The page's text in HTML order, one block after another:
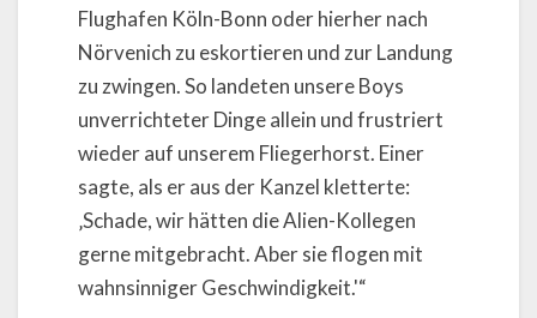
Flughafen Köln-Bonn oder hierher nach
Nörvenich zu eskortieren und zur Landung
zu zwingen. So landeten unsere Boys
unverrichteter Dinge allein und frustriert
wieder auf unserem Fliegerhorst. Einer
sagte, als er aus der Kanzel kletterte:
‚Schade, wir hätten die Alien-Kollegen
gerne mitgebracht. Aber sie flogen mit
wahnsinniger Geschwindigkeit.'“